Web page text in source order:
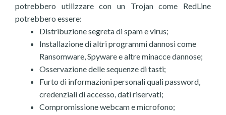
potrebbero utilizzare con un Trojan come RedLine
potrebbero essere:
Distribuzione segreta di spam e virus;
Installazione di altri programmi dannosi come
Ransomware, Spyware e altre minacce dannose;
Osservazione delle sequenze di tasti;
Furto di informazioni personali quali password,
credenziali di accesso, dati riservati;
Compromissione webcam e microfono;